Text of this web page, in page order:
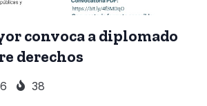
convoca a diplomado
derechos
38